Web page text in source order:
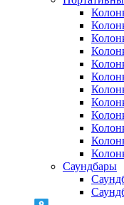
Саундбары